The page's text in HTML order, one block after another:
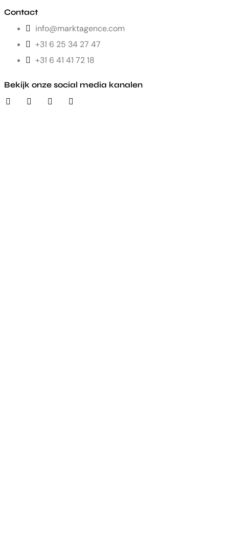
Contact
info@marktagence.com
+31 6 25 34 27 47
+31 6 41 41 72 18
Bekijk onze social media kanalen